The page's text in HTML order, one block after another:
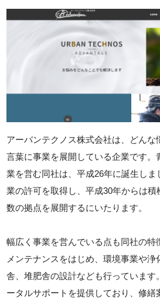
アーバンテクノス株式会社は、どんな
言葉に事業を展開している企業です。
業を営む同社は、平成26年に誕生しま
業の許可を取得し、平成30年からは
数の拠点を展開するにいたります。
幅広く事業を営んでいる点も同社の特
メンテナンスをはじめ、環境事業や
舎、堆肥舎の設計なども行っています
ータルサポートを提供しており、修繕